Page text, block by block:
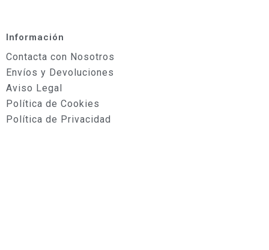
Información
Contacta con Nosotros
Envíos y Devoluciones
Aviso Legal
Política de Cookies
Política de Privacidad